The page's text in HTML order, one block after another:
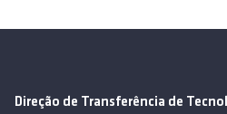
Direção de Transferência de